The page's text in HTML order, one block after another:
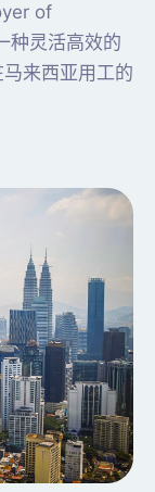
of
种灵活高效的
来西亚用工的